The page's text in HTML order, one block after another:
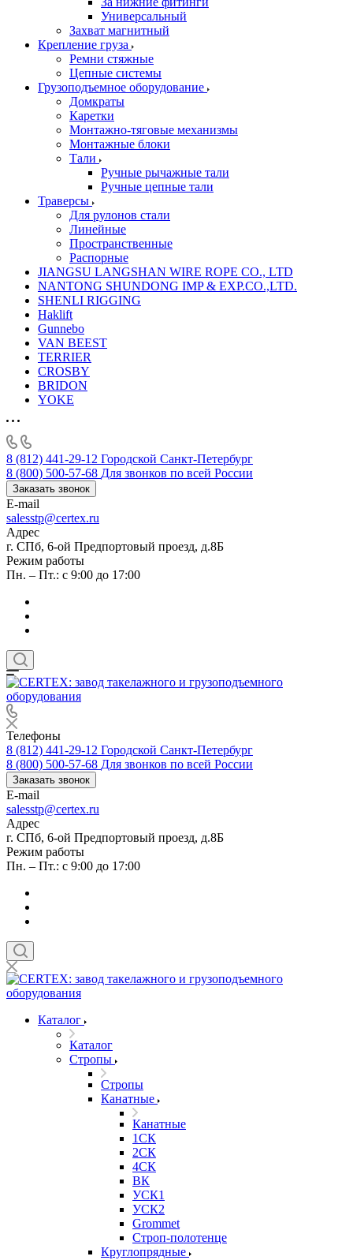
Универсальный
Захват магнитный
Крепление груза
Ремни стяжные
Цепные системы
Грузоподъемное оборудование
Домкраты
Каретки
Монтажно-тяговые механизмы
Монтажные блоки
Тали
Ручные рычажные тали
Ручные цепные тали
Траверсы
Для рулонов стали
Линейные
Пространственные
Распорные
JIANGSU LANGSHAN WIRE ROPE CO., LTD
NANTONG SHUNDONG IMP & EXP.CO.,LTD.
SHENLI RIGGING
Haklift
Gunnebo
VAN BEEST
TERRIER
CROSBY
BRIDON
YOKE
8 (812) 441-29-12 Городской Санкт-Петербург
8 (800) 500-57-68 Для звонков по всей России
Заказать звонок
E-mail
salesstp@certex.ru
Адрес
г. СПб, 6-ой Предпортовый проезд, д.8Б
Режим работы
Пн. – Пт.: с 9:00 до 17:00
Телефоны
8 (812) 441-29-12 Городской Санкт-Петербург
8 (800) 500-57-68 Для звонков по всей России
Заказать звонок
E-mail
salesstp@certex.ru
Адрес
г. СПб, 6-ой Предпортовый проезд, д.8Б
Режим работы
Пн. – Пт.: с 9:00 до 17:00
Каталог
Каталог
Стропы
Стропы
Канатные
Канатные
1СК
2СК
4СК
ВК
УСК1
УСК2
Grommet
Строп-полотенце
Круглопрядные